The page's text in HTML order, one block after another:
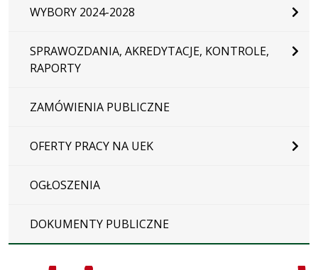
WYBORY 2024-2028
SPRAWOZDANIA, AKREDYTACJE, KONTROLE,
RAPORTY
ZAMÓWIENIA PUBLICZNE
OFERTY PRACY NA UEK
OGŁOSZENIA
DOKUMENTY PUBLICZNE